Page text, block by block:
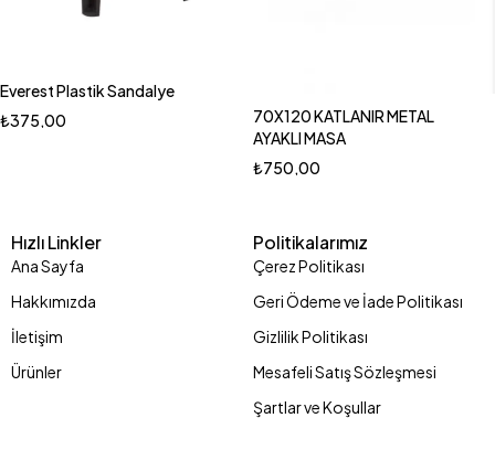
Everest Plastik Sandalye
₺375,00
70X120 KATLANIR METAL
AYAKLI MASA
₺750,00
Hızlı Linkler
Ana Sayfa
Hakkımızda
İletişim
Ürünler
Politikalarımız
Çerez Politikası
Geri Ödeme ve İade Politikası
Gizlilik Politikası
Mesafeli Satış Sözleşmesi
Şartlar ve Koşullar